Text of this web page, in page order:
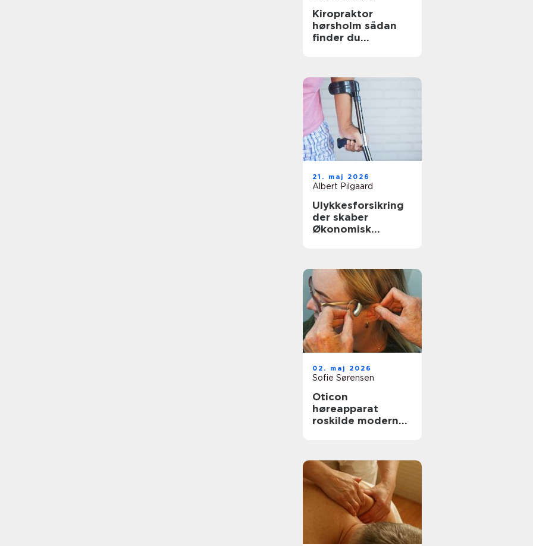
Kiropraktor
hørsholm sådan
finder du
21. maj 2026
Albert Pilgaard
Ulykkesforsikring
der skaber
Økonomisk
02. maj 2026
Sofie Sørensen
Oticon
høreapparat
roskilde moderne